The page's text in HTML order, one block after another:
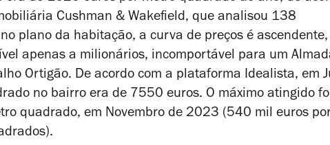
Cushman & Wakefield, que analisou 138
plano da habitação, a curva de preços é ascendente,
apenas a milionários, incomportável para um
Ortigão. De acordo com a plataforma Idealista, em
no bairro era de 7550 euros. O máximo atingido
quadrado, em Novembro de 2023 (540 mil euros